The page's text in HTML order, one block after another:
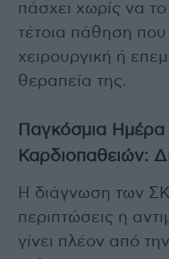
πάσχει χωρίς να
τέτοια πάθηση
χειρουργική ή
θεραπεία της.
Παγκόσμια
Καρδιοπαθειών:
Η διάγνωση των
περιπτώσεις η
γίνει πλέον από